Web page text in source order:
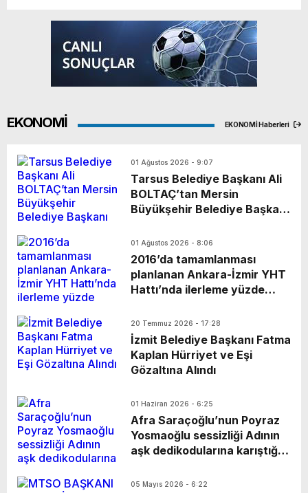
EKONOMİ EKONOMİ Haberleri
01 Ağustos 2026 - 9:07
Tarsus Belediye Başkanı Ali
BOLTAÇ’tan Mersin
Büyükşehir Belediye Başkanı
Seçeri Ziyaret Etti Yapılan
Paylaşımda; Türkiye
Belediyeler Birliği Başkanı ve
Mersin Büyükşehir Belediye
Başkanımız Sayın Vahap
ettik. Kentimiz başta olmak
üzere yerel yönetimlere
ilişkin birçok konuda fikir
alışverişinde bulunduk. Ortak
geçireceğimiz çalışmalar
üzerine verimli bir görüşme
gerçekleştirdik. Nazik ev
sahipliği ve kıymetli
Başkanımız Sayın Vahap
01 Ağustos 2026 - 8:06
2016’da tamamlanması
planlanan Ankara-İzmir YHT
Hattı’nda ilerleme yüzde
maliyeti 4,3 milyar TL’den
101,4 milyar TL’ye yükseldi.
20 Temmuz 2026 - 17:28
İzmit Belediye Başkanı Fatma
Kaplan Hürriyet ve Eşi
Gözaltına Alındı
01 Haziran 2026 - 6:25
Afra Saraçoğlu’nun Poyraz
Yosmaoğlu sessizliği Adının
aşk dedikodularına karıştığı
Madrid’de görüntülenen Afra
05 Mayıs 2026 - 6:22